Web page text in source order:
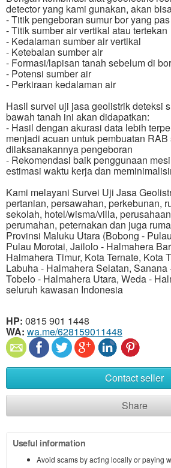
detector yang kami gunakan, akan
- Titik pengeboran sumur bor yang pas
- Titik sumber air vertikal atau tertekan
- Kedalaman sumber air vertikal
- Ketebalan sumber air
- Formasi/lapisan tanah sebelum di bor
- Potensi sumber air
- Perkiraan kedalaman air
Hasil survei uji jasa geolistrik deteksi
bawah tanah ini akan didapatkan:
- Hasil dengan akurasi data lebih
menjadi acuan untuk pembuatan
dilaksanakannya pengeboran
- Rekomendasi baik penggunaan
estimasi waktu kerja dan
Kami melayani Survei Uji Jasa
pertanian, persawahan, perkebunan,
sekolah, hotel/wisma/villa,
perumahan, peternakan dan juga
Provinsi Maluku Utara (Bobong -
Pulau Morotai, Jailolo - Halmahera
Halmahera Timur, Kota Ternate, Kota
Labuha - Halmahera Selatan,
Tobelo - Halmahera Utara, Weda -
seluruh kawasan Indonesia
HP: 0815 901 1448
WA: wa.me/628159011448
Contact seller
Share
Useful information
Avoid scams by acting locally or paying